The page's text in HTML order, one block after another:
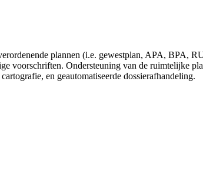
plannen (i.e. gewestplan, APA, BPA,
voorschriften. Ondersteuning van de ruimtelijke
en geautomatiseerde dossierafhandeling.